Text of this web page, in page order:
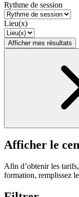
Rythme de session
Lieu(x)
Afficher mes résultats
Afficher le
Afin d’obtenir les
formation, remplissez